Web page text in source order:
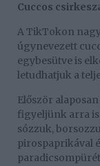
Cuccos
A TikTokon
úgynevezett
egybesütve is
letudhatjuk a
Először
figyeljünk arra
sózzuk,
pirospaprikával